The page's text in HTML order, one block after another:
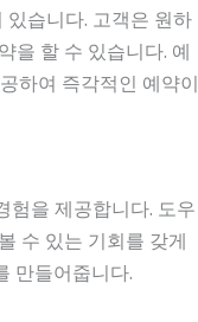
습니다. 고객은 원하
을 할 수 있습니다. 예
하여 즉각적인 예약이
험을 제공합니다. 도우
수 있는 기회를 갖게
만들어줍니다.